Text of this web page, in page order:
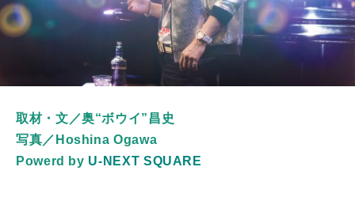
取材・文／奥“ボウイ”昌史
写真／Hoshina Ogawa
Powerd by U-NEXT SQUARE